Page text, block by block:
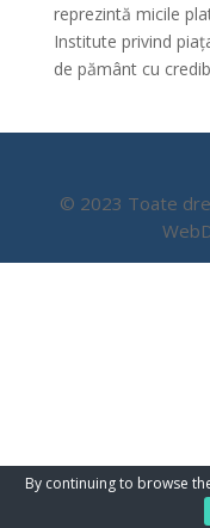
reprezintă micile
Institute privind
de pământ cu
© 2023 Toate
By continuing to browse